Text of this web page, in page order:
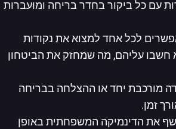
עם כל ביקור בחדר בריחה ומועברות
לכל אחד למצוא את נקודות
חשבו עליהם, מה שמחזק את הביטחון
מורכבת יחד או ההצלחה בבריחה
זמן.
את הדינמיקה המשפחתית באופן